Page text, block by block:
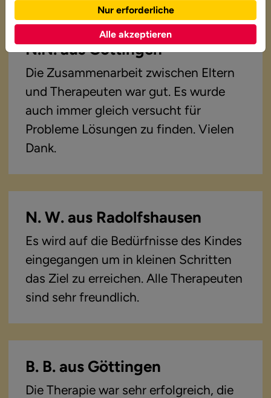
N.N. aus Göttingen
Die Zusammenarbeit zwischen Eltern
und Therapeuten war gut. Es wurde
auch immer gleich versucht für
Probleme Lösungen zu finden. Vielen
Dank.
N. W. aus Radolfshausen
Es wird auf die Bedürfnisse des Kindes
eingegangen um in kleinen Schritten
das Ziel zu erreichen. Alle Therapeuten
sind sehr freundlich.
B. B. aus Göttingen
Die Therapie war sehr erfolgreich, die
Nur erforderliche
Alle akzeptieren